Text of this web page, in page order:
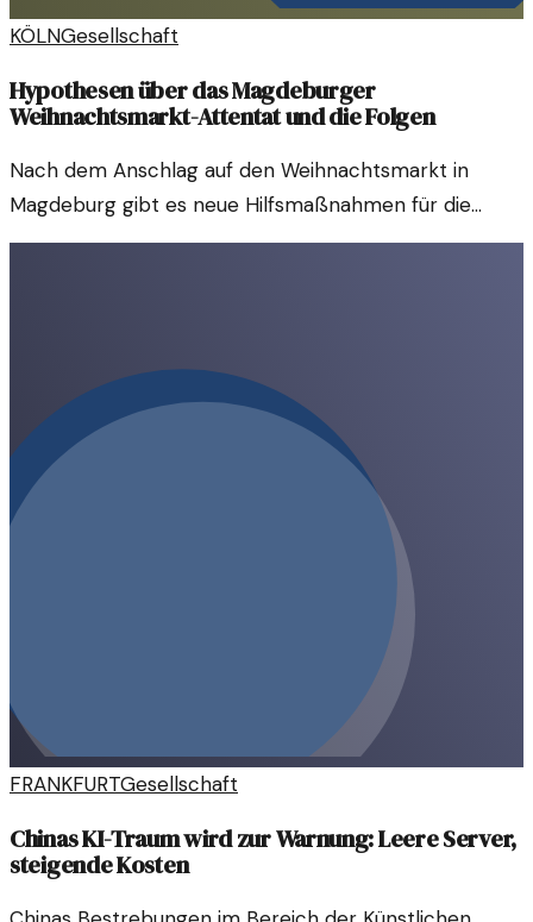
KÖLNGesellschaft
Hypothesen über das Magdeburger
Weihnachtsmarkt-Attentat und die Folgen
Nach dem Anschlag auf den Weihnachtsmarkt in
Magdeburg gibt es neue Hilfsmaßnahmen für die
Opfer. Doch was bleibt über die Ursachen und
FRANKFURTGesellschaft
Chinas KI-Traum wird zur Warnung: Leere Server,
steigende Kosten